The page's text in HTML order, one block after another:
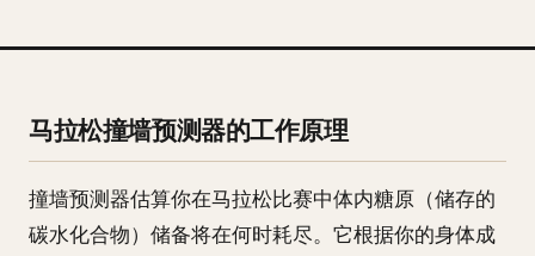
马拉松撞墙预测器的工作原理
撞墙预测器估算你在马拉松比赛中体内糖原（储存的
碳水化合物）储备将在何时耗尽。它根据你的身体成